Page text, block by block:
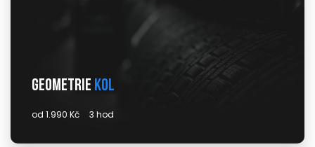
Geometrie kol
od 1.990 Kč 3 hod